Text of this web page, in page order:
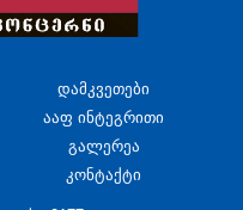
დამკვეთები
ააფ ინტეგრითი
გალერეა
კონტაქტი